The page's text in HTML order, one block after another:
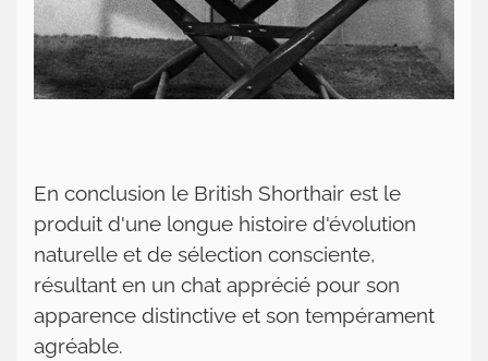
En conclusion le British Shorthair est le
produit d'une longue histoire d'évolution
naturelle et de sélection consciente,
résultant en un chat apprécié pour son
apparence distinctive et son tempérament
agréable.